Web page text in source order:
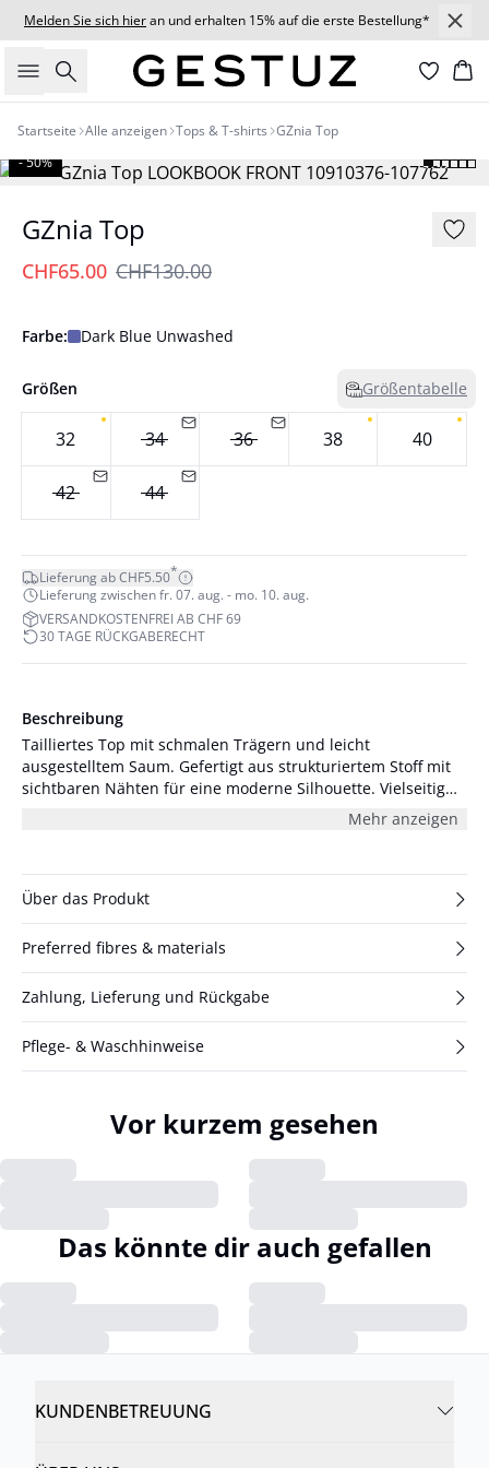
Melden Sie sich hieran und erhalten 15% auf die erste Bestellung*
Suche
Startseite Alle anzeigen Tops & T-shirts GZnia Top
- 50%
GZnia Top
CHF65.00 CHF130.00
Farbe: Dark Blue Unwashed
Größen Größentabelle
32 34 36 38 40
42 44
Lieferung ab CHF5.50*
Lieferung zwischen fr. 07. aug. - mo. 10. aug.
VERSANDKOSTENFREI AB CHF 69
30 TAGE RÜCKGABERECHT
Beschreibung
Tailliertes Top mit schmalen Trägern und leicht
ausgestelltem Saum. Gefertigt aus strukturiertem Stoff mit
sichtbaren Nähten für eine moderne Silhouette. Vielseitig
Mehr anzeigen
Über das Produkt
Preferred fibres & materials
Zahlung, Lieferung und Rückgabe
Pflege- & Waschhinweise
Vor kurzem gesehen
Das könnte dir auch gefallen
KUNDENBETREUUNG